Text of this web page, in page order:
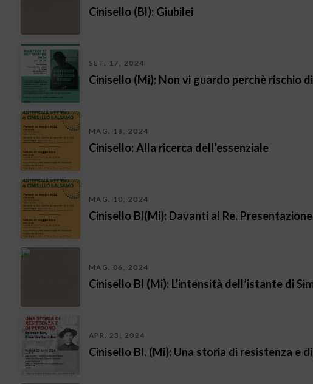
Cinisello (Bl): Giubilei
SET. 17, 2024
Cinisello (Mi): Non vi guardo perchè rischio
MAG. 18, 2024
Cinisello: Alla ricerca dell’essenziale
MAG. 10, 2024
Cinisello Bl(Mi): Davanti al Re.
MAG. 06, 2024
Cinisello Bl (Mi): L’intensità dell’istante di
APR. 23, 2024
Cinisello Bl. (Mi): Una storia di resistenza e